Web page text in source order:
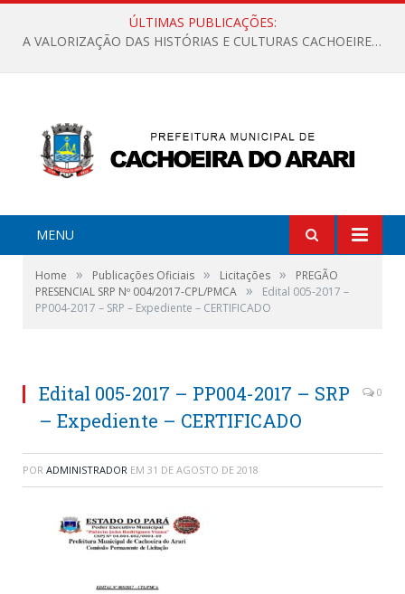
ÚLTIMAS PUBLICAÇÕES:
A VALORIZAÇÃO DAS HISTÓRIAS E CULTURAS CACHOEIRENSES
MENU
Home » Publicações Oficiais » Licitações »
PREGÃO
PRESENCIAL SRP Nº 004/2017-CPL/PMCA »
Edital 005-2017 –
PP004-2017 – SRP – Expediente – CERTIFICADO
Edital 005-2017 – PP004-2017 – SRP
– Expediente – CERTIFICADO
0
POR ADMINISTRADOR EM 31 DE AGOSTO DE 2018